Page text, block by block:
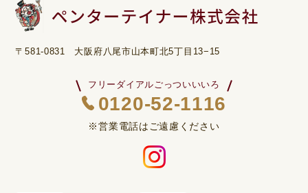
〒581-0831 大阪府八尾市山本町北5丁目13−15
フリーダイアルごっついいいろ
0120-52-1116
※営業電話はご遠慮ください